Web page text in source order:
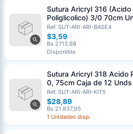
Sutura Aricryl 316 (Acido
Poliglicolico) 3/0 70cm
Aguja de 1/2 Circulo
26mm
Ref. SUT-ARI-ARI-BASE4
$3,59
Bs 2713,68
Disponible
Sutura Aricryl 318 Acido
0, 75cm Caja de 12 Unds
Aguja de 1/2 Punta
Ref. SUT-ARI-ARI-KIT5
$28,89
Bs 21.837,95
1 Unidades disp.